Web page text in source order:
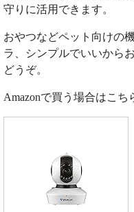
守りに活用できます。
おやつなどペット向けの
ラ、シンプルでいいから
どうぞ。
Amazonで買う場合はこち